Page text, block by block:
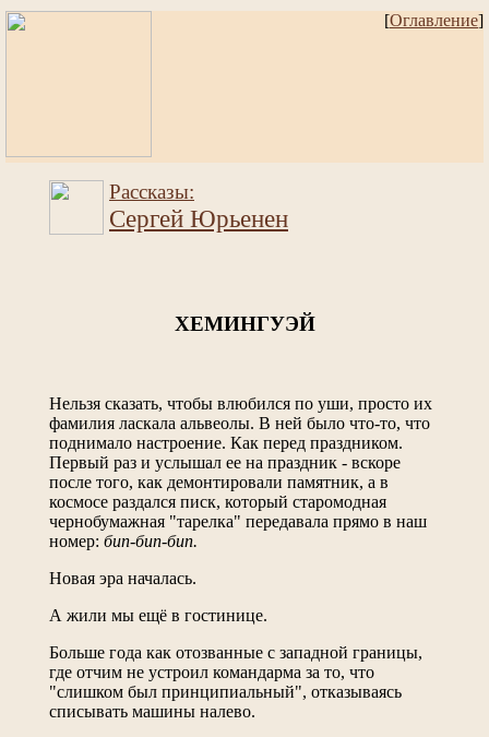
[Оглавление]
Рассказы:
Сергей Юрьенен
ХЕМИНГУЭЙ
Нельзя сказать, чтобы влюбился по уши, просто их
фамилия ласкала альвеолы. В ней было что-то, что
поднимало настроение. Как перед праздником.
Первый раз и услышал ее на праздник - вскоре
после того, как демонтировали памятник, а в
космосе раздался писк, который старомодная
чернобумажная "тарелка" передавала прямо в наш
номер: бип-бип-бип.
Новая эра началась.
А жили мы ещё в гостинице.
Больше года как отозванные с западной границы,
где отчим не устроил командарма за то, что
"слишком был принципиальный", отказываясь
списывать машины налево.